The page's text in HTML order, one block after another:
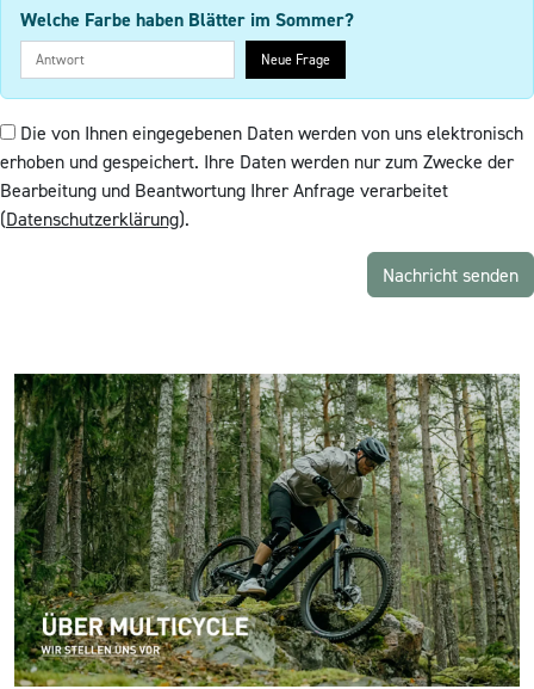
Welche Farbe haben Blätter im Sommer?
Neue Frage
Die von Ihnen eingegebenen Daten werden von uns elektronisch
erhoben und gespeichert. Ihre Daten werden nur zum Zwecke der
Bearbeitung und Beantwortung Ihrer Anfrage verarbeitet
(Datenschutzerklärung).
Nachricht senden